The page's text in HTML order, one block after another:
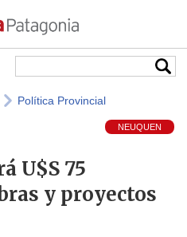
Política Provincial
NEUQUEN
U$S 75
y proyectos